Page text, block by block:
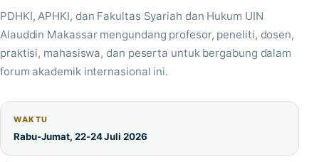
PDHKI, APHKI, dan Fakultas Syariah dan Hukum UIN
Alauddin Makassar mengundang profesor, peneliti, dosen,
praktisi, mahasiswa, dan peserta untuk bergabung dalam
forum akademik internasional ini.
WAKTU
Rabu-Jumat, 22-24 Juli 2026